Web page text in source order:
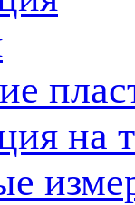
на